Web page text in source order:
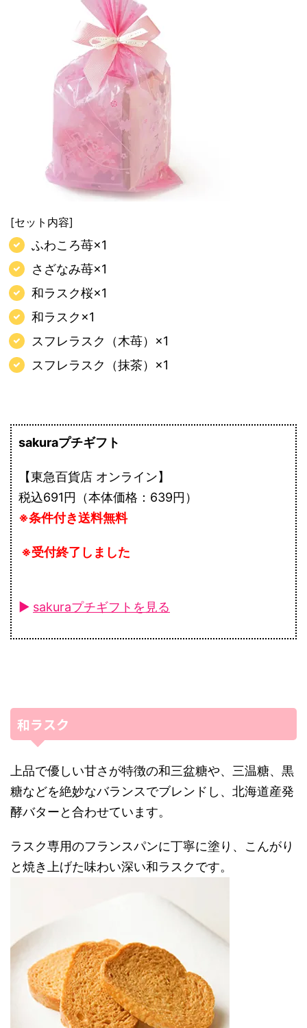
[セット内容]
ふわころ苺×1
さざなみ苺×1
和ラスク桜×1
和ラスク×1
スフレラスク（木苺）×1
スフレラスク（抹茶）×1
sakuraプチギフト
【東急百貨店 オンライン】
税込691円（本体価格：639円）
※条件付き送料無料
※受付終了しました
► sakuraプチギフトを見る
和ラスク
上品で優しい甘さが特徴の和三盆糖や、三温糖、黒
糖などを絶妙なバランスでブレンドし、北海道産発
酵バターと合わせています。
ラスク専用のフランスパンに丁寧に塗り、こんがり
と焼き上げた味わい深い和ラスクです。